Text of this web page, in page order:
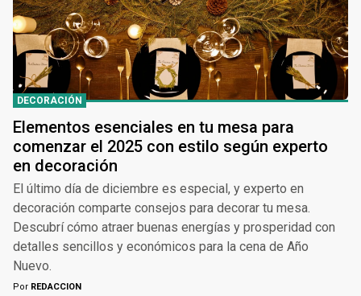
DECORACIÓN
Elementos esenciales en tu mesa para
comenzar el 2025 con estilo según experto
en decoración
El último día de diciembre es especial, y experto en
decoración comparte consejos para decorar tu mesa.
Descubrí cómo atraer buenas energías y prosperidad con
detalles sencillos y económicos para la cena de Año
Nuevo.
Por REDACCION